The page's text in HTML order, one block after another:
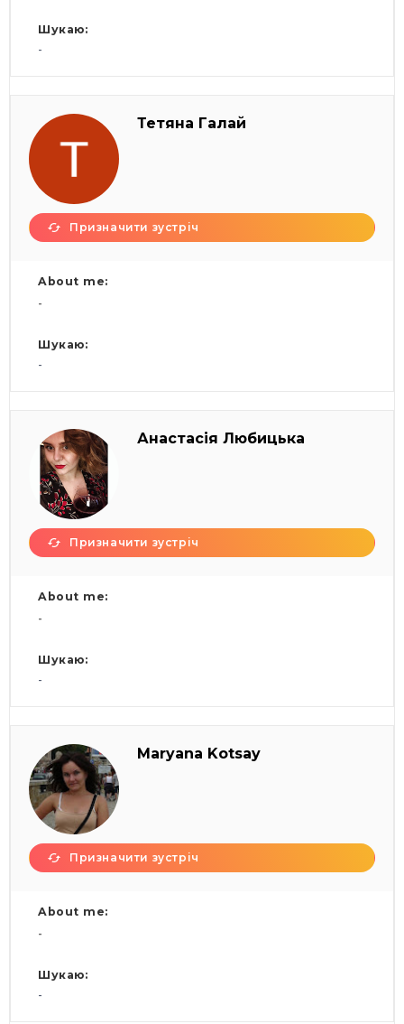
Шукаю:
-
Тетяна Галай
Призначити зустріч
About me:
-
Шукаю:
-
Анастасія Любицька
Призначити зустріч
About me:
-
Шукаю:
-
Maryana Kotsay
Призначити зустріч
About me:
-
Шукаю:
-